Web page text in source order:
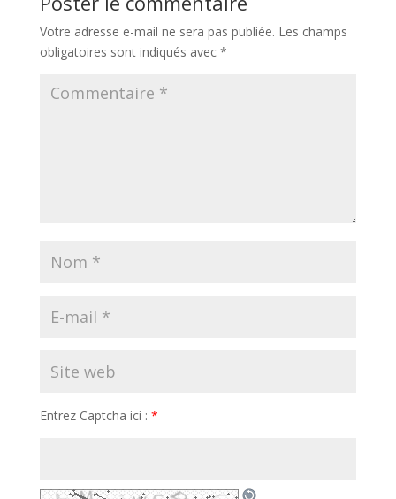
Votre adresse e-mail ne sera pas publiée. Les champs
obligatoires sont indiqués avec *
Entrez Captcha ici : *